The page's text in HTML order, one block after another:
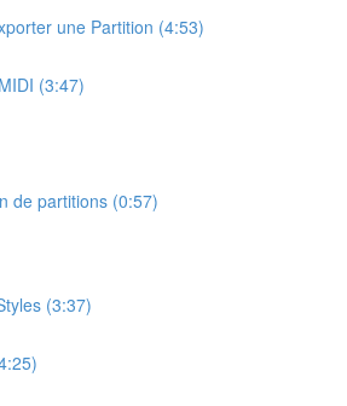
une Partition (4:53)
(3:47)
de partitions (0:57)
(3:37)